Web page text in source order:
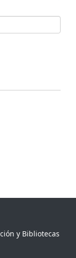
y Bibliotecas